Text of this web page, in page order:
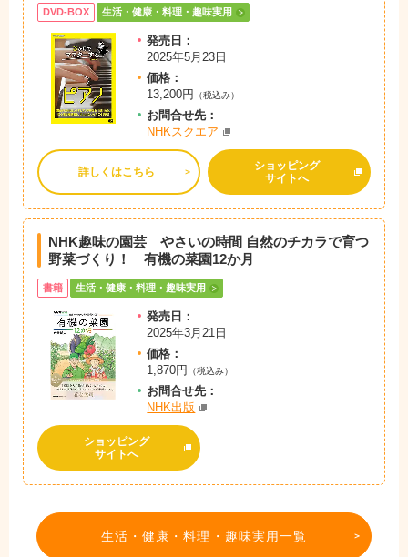
DVD-BOX 生活・健康・料理・趣味実用
発売日：
2025年5月23日
価格：
13,200円
（税込み）
お問合せ先：
NHKスクエア
詳しくはこちら
ショッピング
サイトへ
NHK趣味の園芸 やさいの時間 自然のチカラで育つ
野菜づくり！ 有機の菜園12か月
書籍 生活・健康・料理・趣味実用
発売日：
2025年3月21日
価格：
1,870円
（税込み）
お問合せ先：
NHK出版
ショッピング
サイトへ
生活・健康・料理・趣味実用一覧